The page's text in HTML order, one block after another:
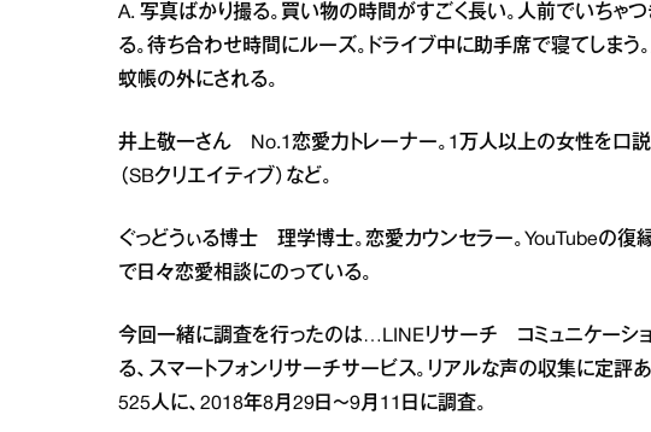
A. 写真ばかり撮る。買い物の時間がすごく長い。人前でいちゃ
る。待ち合わせ時間にルーズ。ドライブ中に助手席で寝てしま
蚊帳の外にされる。
井上敬一さん No.1恋愛力トレーナー。1万人以上の女性を口説き
（SBクリエイティブ）など。
ぐっどうぃる博士 理学博士。恋愛カウンセラー。YouTubeの
で日々恋愛相談にのっている。
今回一緒に調査を行ったのは…LINEリサーチ コミュニケーシ
る、スマートフォンリサーチサービス。リアルな声の収集に定
525人に、2018年8月29日～9月11日に調査。